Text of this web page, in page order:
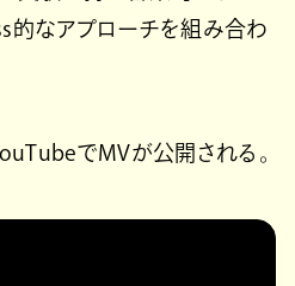
的なアプローチを組み合わ
でMVが公開される。